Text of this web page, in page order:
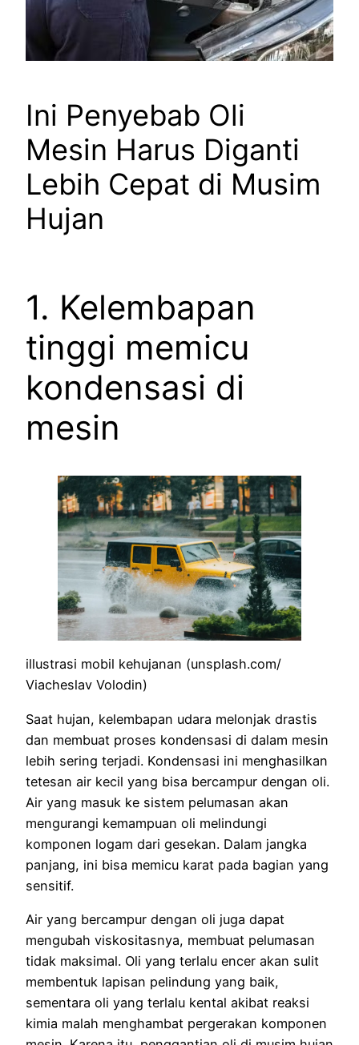
Ini Penyebab Oli
Mesin Harus Diganti
Lebih Cepat di Musim
Hujan
1. Kelembapan
tinggi memicu
kondensasi di
mesin
illustrasi mobil kehujanan (unsplash.com/
Viacheslav Volodin)
Saat hujan, kelembapan udara melonjak drastis
dan membuat proses kondensasi di dalam mesin
lebih sering terjadi. Kondensasi ini menghasilkan
tetesan air kecil yang bisa bercampur dengan oli.
Air yang masuk ke sistem pelumasan akan
mengurangi kemampuan oli melindungi
komponen logam dari gesekan. Dalam jangka
panjang, ini bisa memicu karat pada bagian yang
sensitif.
Air yang bercampur dengan oli juga dapat
mengubah viskositasnya, membuat pelumasan
tidak maksimal. Oli yang terlalu encer akan sulit
membentuk lapisan pelindung yang baik,
sementara oli yang terlalu kental akibat reaksi
kimia malah menghambat pergerakan komponen